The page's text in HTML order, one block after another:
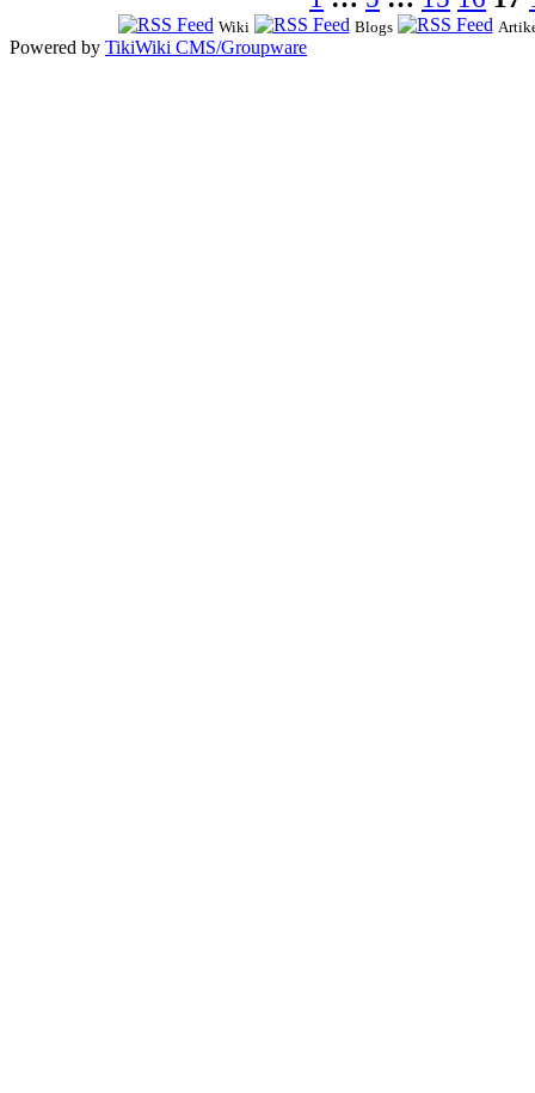
Wiki Blogs
Powered by TikiWiki CMS/Groupware